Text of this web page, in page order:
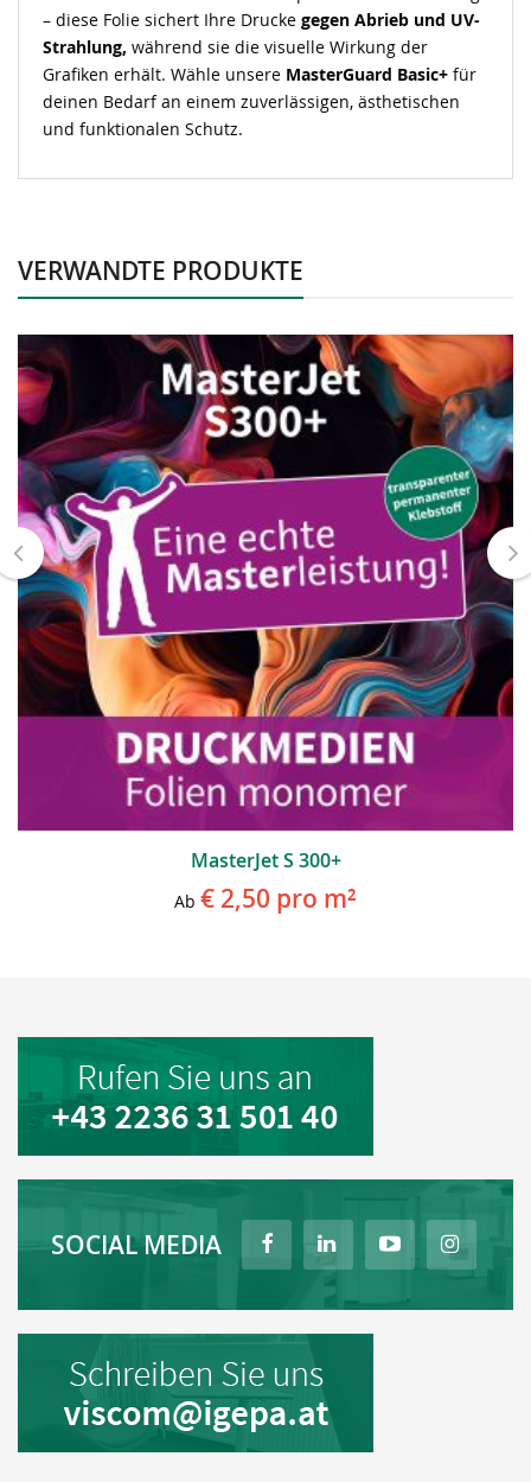
– diese Folie sichert Ihre Drucke gegen Abrieb und UV-
Strahlung, während sie die visuelle Wirkung der
Grafiken erhält. Wähle unsere MasterGuard Basic+ für
deinen Bedarf an einem zuverlässigen, ästhetischen
und funktionalen Schutz.
VERWANDTE PRODUKTE
MasterJet S 300+
Ab € 2,50 pro m²
SOCIAL MEDIA